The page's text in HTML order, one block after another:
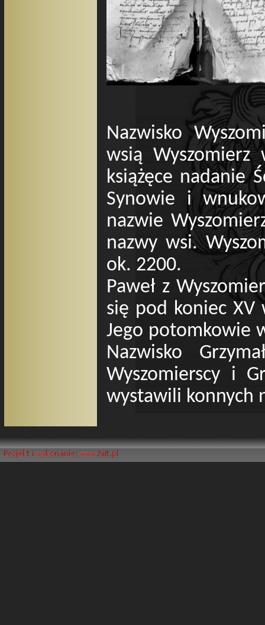
Nazwisko
wsią
książęce nadanie
Synowie i
nazwie
nazwy wsi.
ok. 2200.
Paweł z
się pod koniec XV
Jego potomkowie
Nazwisko
Wyszomierscy i
wystawili konnych